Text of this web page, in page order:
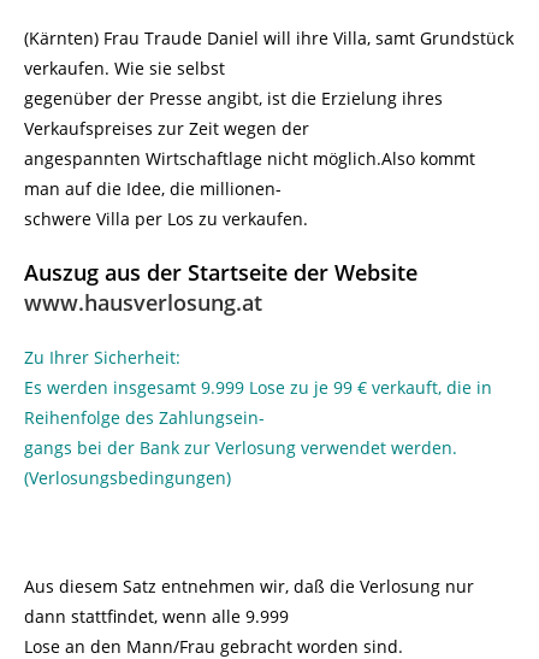
(Kärnten) Frau Traude Daniel will ihre Villa, samt Grundstück
verkaufen. Wie sie selbst
gegenüber der Presse angibt, ist die Erzielung ihres
Verkaufspreises zur Zeit wegen der
angespannten Wirtschaftlage nicht möglich.Also kommt
man auf die Idee, die millionen-
schwere Villa per Los zu verkaufen.
Auszug aus der Startseite der Website
www.hausverlosung.at
Zu Ihrer Sicherheit:
Es werden insgesamt 9.999 Lose zu je 99 € verkauft, die in
Reihenfolge des Zahlungsein-
gangs bei der Bank zur Verlosung verwendet werden.
(Verlosungsbedingungen)
Aus diesem Satz entnehmen wir, daß die Verlosung nur
dann stattfindet, wenn alle 9.999
Lose an den Mann/Frau gebracht worden sind.